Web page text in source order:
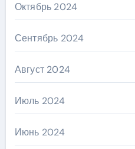
Октябрь 2024
Сентябрь 2024
Август 2024
Июль 2024
Июнь 2024